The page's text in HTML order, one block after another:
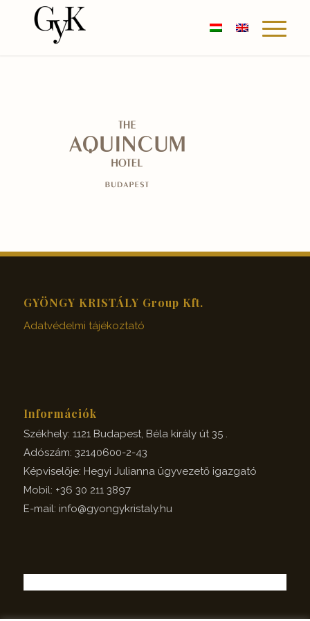
GYÖNGY KRISTÁLY Group Kft.
Adatvédelmi tájékoztató
Információk
Székhely: 1121 Budapest, Béla király út 35 .
Adószám: 32140600-2-43
Képviselője: Hegyi Julianna ügyvezető igazgató
Mobil: +36 30 211 3897
E-mail: info@gyongykristaly.hu